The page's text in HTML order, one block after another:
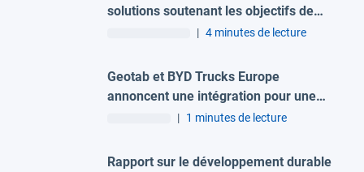
solutions soutenant les objectifs de
développement durable des flottes
| 4 minutes de lecture
Geotab et BYD Trucks Europe
annoncent une intégration pour une
gestion plus durable des flottes
| 1 minutes de lecture
Rapport sur le développement durable